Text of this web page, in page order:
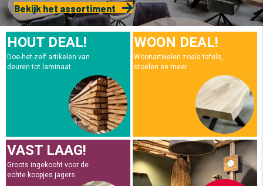
Bekijk het assortiment
HOUT DEAL!
Doe-het-zelf artikelen van
deuren tot laminaat
WOON DEAL!
Woonartikelen zoals tafels,
stoelen en meer
VAST LAAG!
Groots ingekocht voor de
echte koopjes jagers